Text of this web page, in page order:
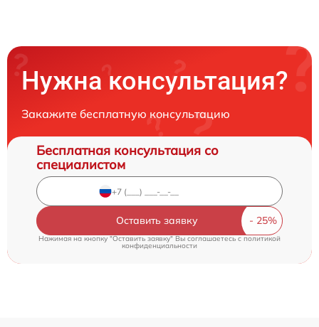
Нужна консультация?
Закажите бесплатную консультацию
Бесплатная консультация со
специалистом
Оставить заявку
Нажимая на кнопку "Оставить заявку" Вы соглашаетесь cполитикой
конфиденциальности